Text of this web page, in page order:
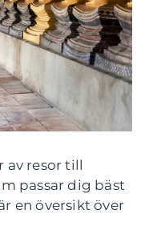
av resor till
passar dig bäst
en översikt över